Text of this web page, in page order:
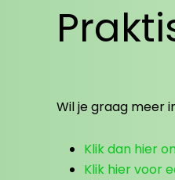
Wil je graag meer
Klik dan hier
Klik hier voor